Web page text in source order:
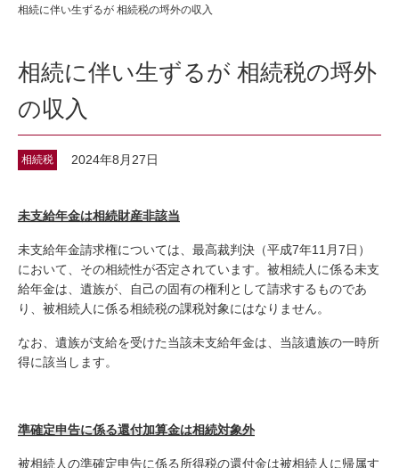
相続に伴い生ずるが 相続税の埒外の収入
相続に伴い生ずるが 相続税の埒外
の収入
相続税 2024年8月27日
未支給年金は相続財産非該当
未支給年金請求権については、最高裁判決（平成7年11月7日）
において、その相続性が否定されています。被相続人に係る未支
給年金は、遺族が、自己の固有の権利として請求するものであ
り、被相続人に係る相続税の課税対象にはなりません。
なお、遺族が支給を受けた当該未支給年金は、当該遺族の一時所
得に該当します。
準確定申告に係る還付加算金は相続対象外
被相続人の準確定申告に係る所得税の還付金は被相続人に帰属す